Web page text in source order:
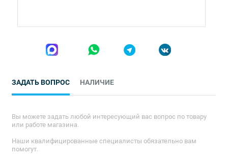
ЗАДАТЬ ВОПРОС НАЛИЧИЕ
Вы можете задать любой интересующий вас вопрос по товару
или работе магазина.
Наши квалифицированные специалисты обязательно вам
помогут.